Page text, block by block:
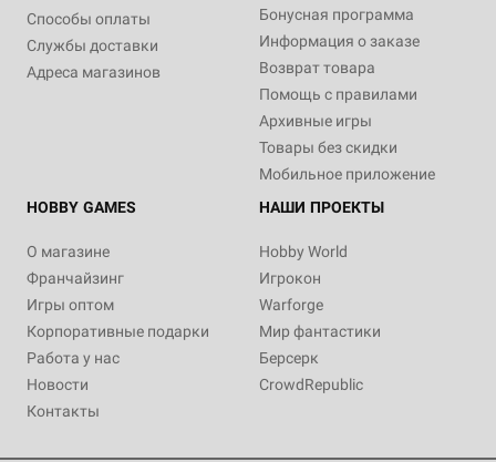
Способы оплаты
Службы доставки
Адреса магазинов
Бонусная программа
Информация о заказе
Возврат товара
Помощь с правилами
Архивные игры
Товары без скидки
Мобильное приложение
HOBBY GAMES
О магазине
Франчайзинг
Игры оптом
Корпоративные подарки
Работа у нас
Новости
Контакты
НАШИ ПРОЕКТЫ
Hobby World
Игрокон
Warforge
Мир фантастики
Берсерк
CrowdRepublic